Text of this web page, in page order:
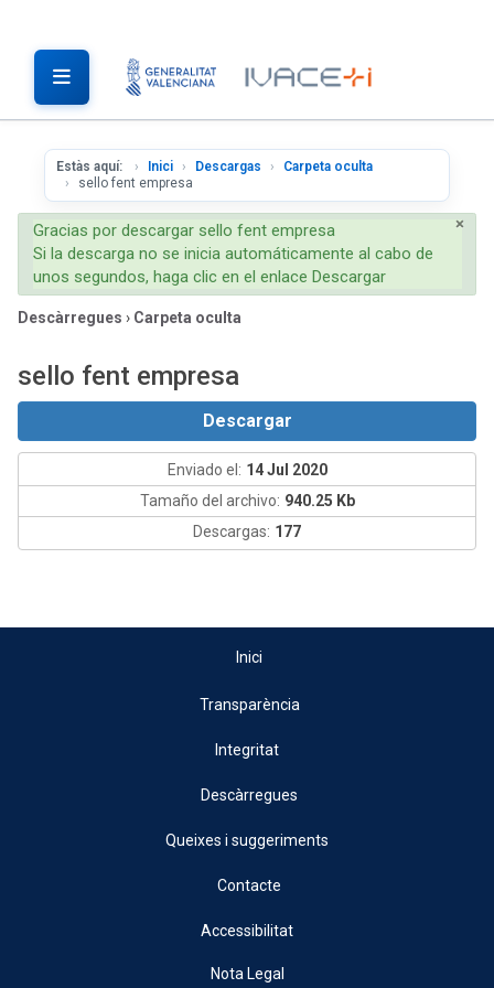
Estàs aquí: Inici Descargas
Carpeta oculta
sello fent empresa
×
Gracias por descargar sello fent empresa
Si la descarga no se inicia automáticamente al cabo de
unos segundos, haga clic en el enlace Descargar
Descàrregues › Carpeta oculta
sello fent empresa
Descargar
Enviado el: 14 Jul 2020
Tamaño del archivo: 940.25 Kb
Descargas: 177
Inici
Transparència
Integritat
Descàrregues
Queixes i suggeriments
Contacte
Accessibilitat
Nota Legal